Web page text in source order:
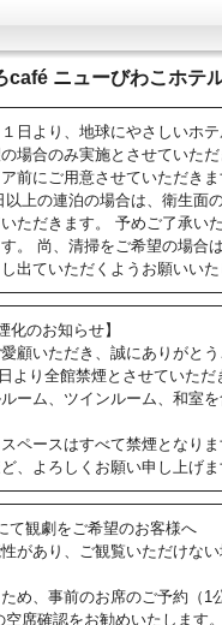
café ニューびわこホテ
日より、地球にやさしいホテ
場合のみ実施とさせていた
前にご用意させていただき
上の連泊の場合は、衛生面
ただきます。 予めご了承い
。 尚、清掃をご希望の場合
出ていただくようお願いいた
化のお知らせ】
顧いただき、誠にありがとう
より全館禁煙とさせていただ
ーム、ツインルーム、和室
ペースはすべて禁煙となりま
、よろしくお願い申し上げま
て観劇をご希望のお客様へ
があり、ご観覧いただけな
め、事前のお席のご予約（1
席確認をお勧めいたします。